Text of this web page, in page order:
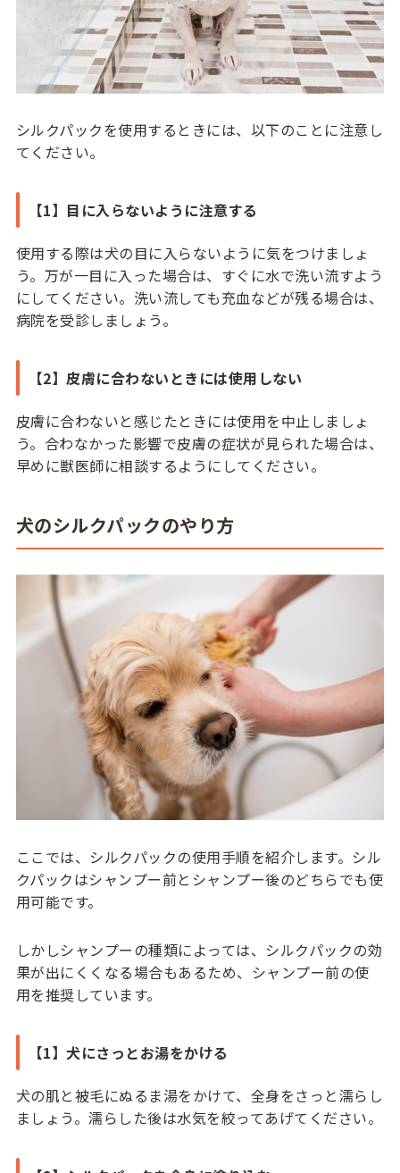
シルクパックを使用するときには、以下のことに注意し
てください。
【1】目に入らないように注意する
使用する際は犬の目に入らないように気をつけましょ
う。万が一目に入った場合は、すぐに水で洗い流すよう
にしてください。洗い流しても充血などが残る場合は、
病院を受診しましょう。
【2】皮膚に合わないときには使用しない
皮膚に合わないと感じたときには使用を中止しましょ
う。合わなかった影響で皮膚の症状が見られた場合は、
早めに獣医師に相談するようにしてください。
犬のシルクパックのやり方
ここでは、シルクパックの使用手順を紹介します。シル
クパックはシャンプー前とシャンプー後のどちらでも使
用可能です。
しかしシャンプーの種類によっては、シルクパックの効
果が出にくくなる場合もあるため、シャンプー前の使
用を推奨しています。
【1】犬にさっとお湯をかける
犬の肌と被毛にぬるま湯をかけて、全身をさっと濡らし
ましょう。濡らした後は水気を絞ってあげてください。